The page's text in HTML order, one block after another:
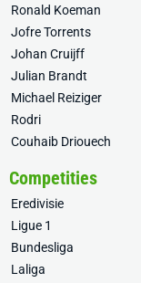
Ronald Koeman
Jofre Torrents
Johan Cruijff
Julian Brandt
Michael Reiziger
Rodri
Couhaib Driouech
Competities
Eredivisie
Ligue 1
Bundesliga
Laliga